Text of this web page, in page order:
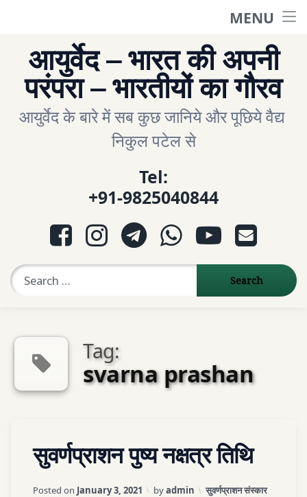
MENU
English Site
ગુજરાતી સાઈટ
Question- Answer
Sexologist QA
एपोईंटमेन्ट
Contact Us
content
आयुर्वेद – भारत की अपनी
परंपरा – भारतीयों का गौरव
आयुर्वेद के बारे में सब कुछ जानिये और पूछिये वैद्य
निकुल पटेल से
Tel:
+91-9825040844
Facebook
InstagramTelegramWhatsApp
YouTube
E-mail
Tag:
svarna prashan
सुवर्णप्राशन पुष्य नक्षत्र तिथि
Posted on January 3, 2021 Updated on April 3, 2026
byadmin Categories:
सुवर्णप्राशन संस्कार
BACHCHE
KE TIPE
A
COMMENT
ON